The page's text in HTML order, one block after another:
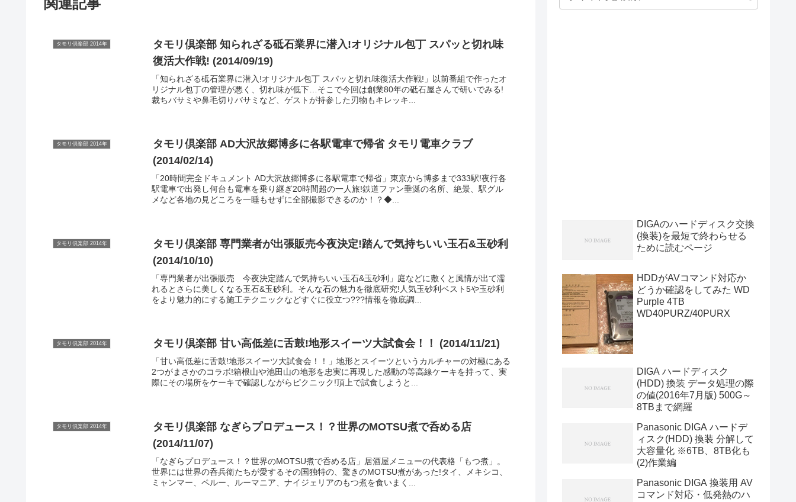
タモリ倶楽部 2014年
タモリ倶楽部 知られざる砥石業界に潜入!オリジナル包丁 スパッと切れ味
復活大作戦! (2014/09/19)
「知られざる砥石業界に潜入!オリジナル包丁 スパッと切れ味復活大作戦!」以前番組で作ったオ
リジナル包丁の管理が悪く、切れ味が低下…そこで今回は創業80年の砥石屋さんで研いでみる!
裁ちバサミや鼻毛切りバサミなど、ゲストが持参した刃物もキレッキ...
タモリ倶楽部 2014年
タモリ倶楽部 AD大沢故郷博多に各駅電車で帰省 タモリ電車クラブ
(2014/02/14)
「20時間完全ドキュメント AD大沢故郷博多に各駅電車で帰省」東京から博多まで333駅!夜行各
駅電車で出発し何台も電車を乗り継ぎ20時間超の一人旅!鉄道ファン垂涎の名所、絶景、駅グル
メなど各地の見どころを一睡もせずに全部撮影できるのか！？◆...
タモリ倶楽部 2014年
タモリ倶楽部 専門業者が出張販売今夜決定!踏んで気持ちいい玉石&玉砂利
(2014/10/10)
「専門業者が出張販売 今夜決定踏んで気持ちいい玉石&玉砂利」庭などに敷くと風情が出て濡
れるとさらに美しくなる玉石&玉砂利。そんな石の魅力を徹底研究!人気玉砂利ベスト5や玉砂利
をより魅力的にする施工テクニックなどすぐに役立つ???情報を徹底調...
タモリ倶楽部 2014年 タモリ倶楽部 甘い高低差に舌鼓!地形スイーツ大試食会！！ (2014/11/21)
「甘い高低差に舌鼓!地形スイーツ大試食会！！」地形とスイーツというカルチャーの対極にある
2つがまさかのコラボ!箱根山や池田山の地形を忠実に再現した感動の等高線ケーキを持って、実
際にその場所をケーキで確認しながらピクニック!頂上で試食しようと...
タモリ倶楽部 2014年
タモリ倶楽部 なぎらプロデュース！？世界のMOTSU煮で呑める店
(2014/11/07)
「なぎらプロデュース！？世界のMOTSU煮で呑める店」居酒屋メニューの代表格「もつ煮」。
世界には世界の呑兵衛たちが愛するその国独特の、驚きのMOTSU煮があった!タイ、メキシコ、
ミャンマー、ペルー、ルーマニア、ナイジェリアのもつ煮を食いまく...
DIGAのハードディスク交換
(換装)を最短で終わらせる
ために読むページ
HDDがAVコマンド対応か
どうか確認をしてみた WD
Purple 4TB
WD40PURZ/40PURX
DIGA ハードディスク
(HDD) 換装 データ処理の際
の値(2016年7月版) 500G～
8TBまで網羅
Panasonic DIGA ハードデ
ィスク(HDD) 換装 分解して
大容量化 ※6TB、8TB化も
(2)作業編
Panasonic DIGA 換装用 AV
コマンド対応・低発熱のハ